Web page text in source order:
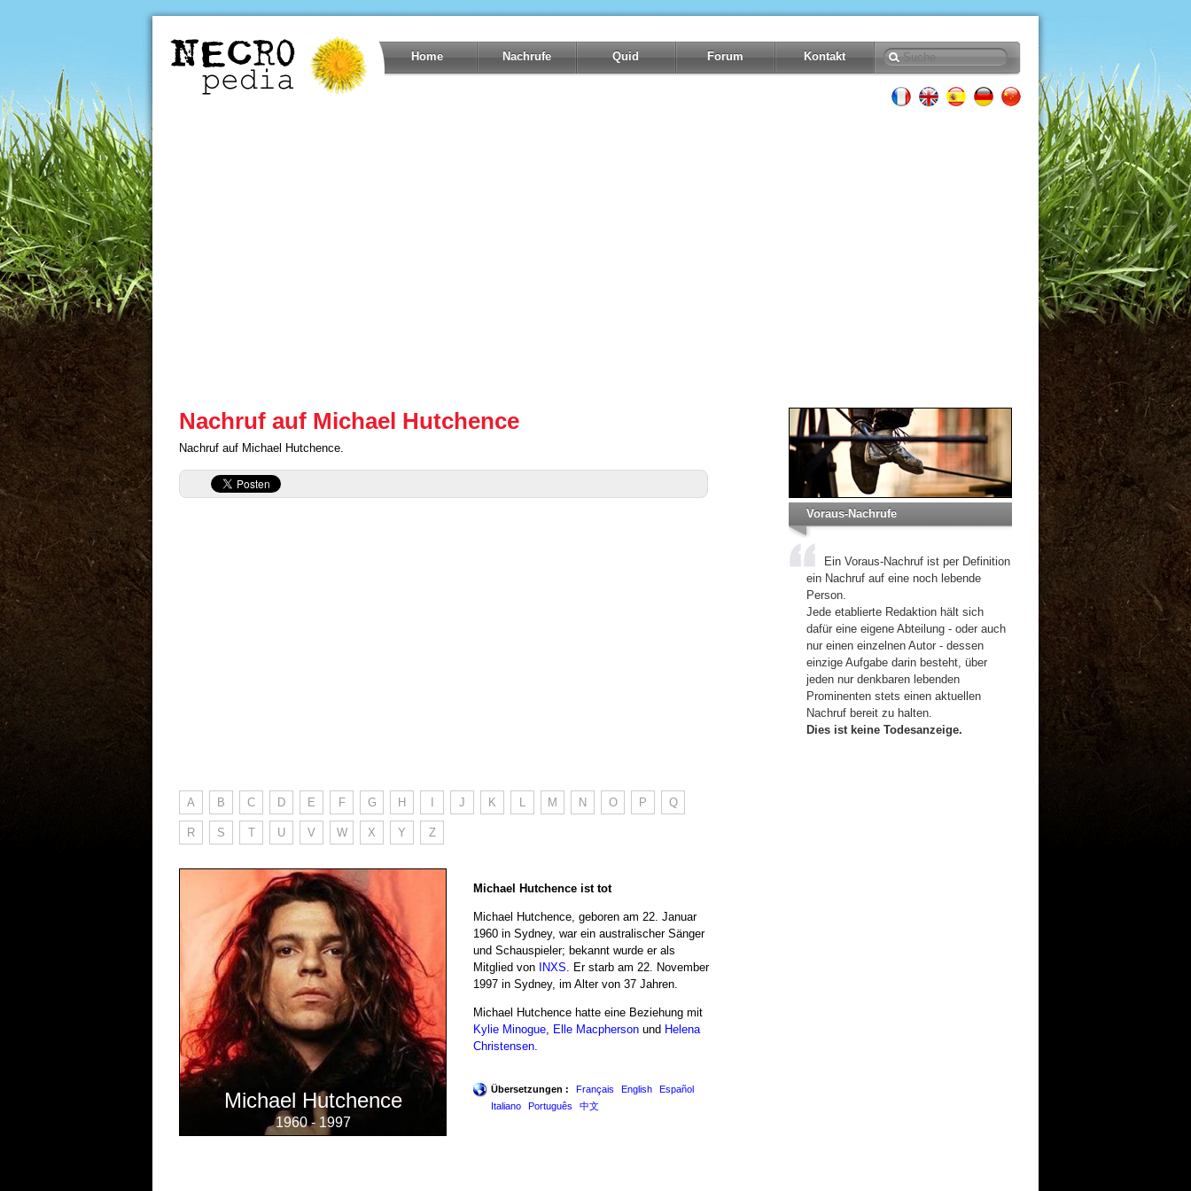
Home Nachrufe Quid Forum Kontakt
Nachruf auf Michael Hutchence
Nachruf auf Michael Hutchence.
A B C D E F G H J K L M N O P Q
R S T U V W X Y Z
Michael Hutchence
1960 - 1997
Michael Hutchence ist tot
Michael Hutchence, geboren am 22. Januar
1960 in Sydney, war ein australischer Sänger
und Schauspieler; bekannt wurde er als
Mitglied von
INXS . Er starb am 22. November
1997 in Sydney, im Alter von 37 Jahren.
Michael Hutchence hatte eine Beziehung mit
Kylie Minogue
Elle Macpherson und Helena
Christensen
Übersetzungen : Français English
Español
Italiano
Português 中文
Voraus-Nachrufe
Ein Voraus-Nachruf ist per Definition
ein Nachruf auf eine noch lebende
Person.
Jede etablierte Redaktion hält sich
dafür eine eigene Abteilung - oder auch
nur einen einzelnen Autor - dessen
einzige Aufgabe darin besteht, über
jeden nur denkbaren lebenden
Prominenten stets einen aktuellen
Nachruf bereit zu halten.
Dies ist keine Todesanzeige.